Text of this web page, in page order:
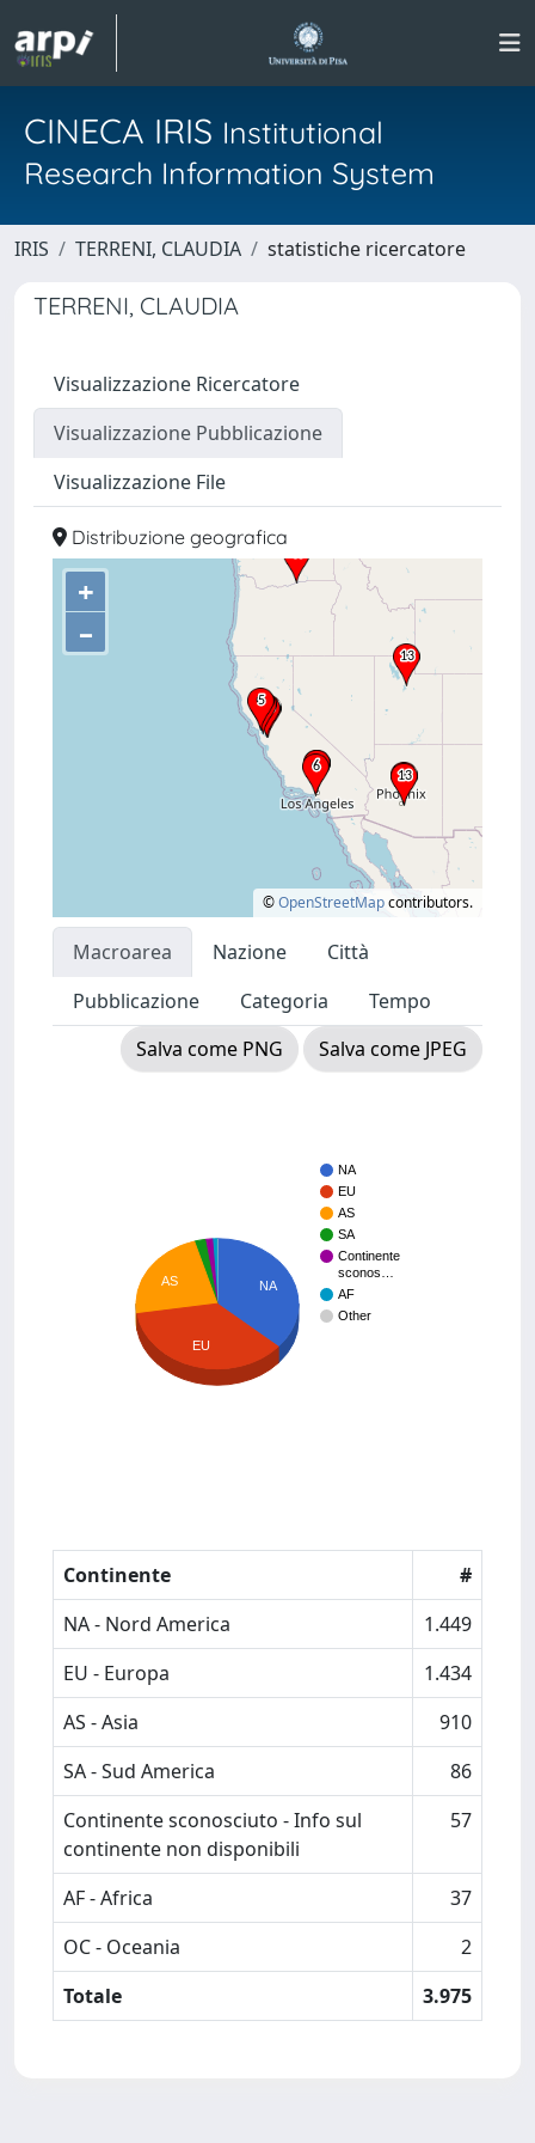
CINECA IRIS Institutional
Research Information System
IRIS TERRENI, CLAUDIA statistiche ricercatore
TERRENI, CLAUDIA
Visualizzazione Ricercatore
Visualizzazione Pubblicazione
Visualizzazione File
Distribuzione geografica
+
–
©OpenStreetMapcontributors.
Macroarea Nazione
Città
Pubblicazione
Categoria
Tempo
Salva come PNG
Salva come JPEG
NA
EU
AS
SA
Continente
sconos…
AF
Other
NA
AS
EU
Continente
#
NA - Nord America
1.449
EU - Europa
1.434
AS - Asia
910
SA - Sud America
86
Continente sconosciuto - Info sul
continente non disponibili
57
AF - Africa
37
OC - Oceania
2
Totale
3.975